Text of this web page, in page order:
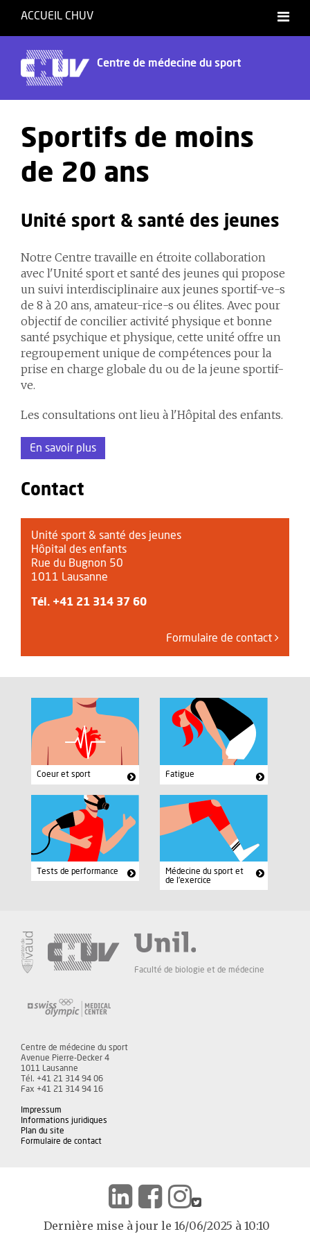
ACCUEIL CHUV
Centre de médecine du sport
Sportifs de moins
de 20 ans
Unité sport & santé des jeunes
Notre Centre travaille en étroite collaboration
avec l'Unité sport et santé des jeunes qui propose
un suivi interdisciplinaire aux jeunes sportif-ve-s
de 8 à 20 ans, amateur-rice-s ou élites. Avec pour
objectif de concilier activité physique et bonne
santé psychique et physique, cette unité offre un
regroupement unique de compétences pour la
prise en charge globale du ou de la jeune sportif-
ve.
Les consultations ont lieu à l'Hôpital des enfants.
En savoir plus
Contact
Unité sport & santé des jeunes
Hôpital des enfants
Rue du Bugnon 50
1011 Lausanne
Tél. +41 21 314 37 60
Formulaire de contact
Coeur et sport Fatigue
Tests de performance
Médecine du sport et
de l'exercice
Faculté de biologie et de médecine
Centre de médecine du sport
Avenue Pierre-Decker 4
1011 Lausanne
Tél. +41 21 314 94 06
Fax +41 21 314 94 16
Impressum
Informations juridiques
Plan du site
Formulaire de contact
Dernière mise à jour le 16/06/2025 à 10:10